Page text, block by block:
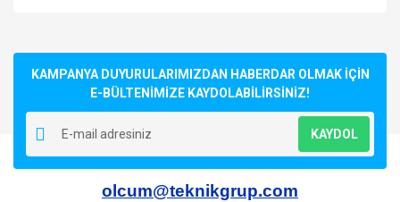
Yorum Yaz
kullanarak tarafımıza iletebilirsiniz.
Görüş ve önerileriniz için teşekkür ederiz.
Ürün resmi kalitesiz, bozuk veya görüntülenemiyor.
Ürün açıklamasında eksik bilgiler bulunuyor.
Ürün bilgilerinde hatalar bulunuyor.
Ürün fiyatı diğer sitelerden daha pahalı.
KAMPANYA DUYURULARIMIZDAN HABERDAR OLMAK İÇİN
E-BÜLTENİMİZE KAYDOLABİLİRSİNİZ!
KAYDOL
olcum@teknikgrup.com